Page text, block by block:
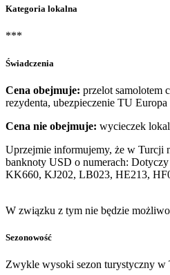
Kategoria lokalna
***
Świadczenia
Cena obejmuje: przelot samolotem
rezydenta, ubezpieczenie TU
Cena nie obejmuje: wycieczek
Uprzejmie informujemy, że w Turcji
banknoty USD o numerach:
KK660, KJ202, LB023, HE213,
W związku z tym nie będzie
Sezonowość
Zwykle wysoki sezon turystyczny w